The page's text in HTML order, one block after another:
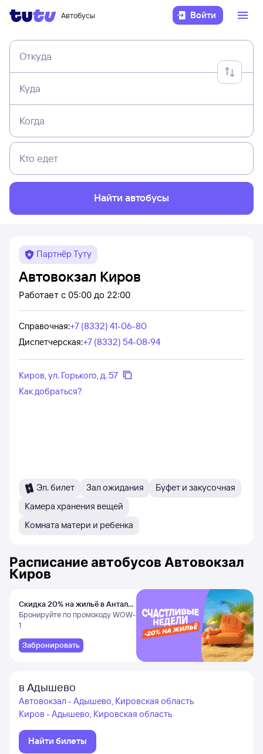
Автобусы Войти
Откуда
Куда
Когда
Кто едет
Найти автобусы
Партнёр Туту
Автовокзал Киров
Работает с 05:00 до 22:00
Справочная:+7 (8332) 41-06-80
Диспетчерская:+7 (8332) 54-08-94
Киров, ул. Горького, д. 57
Как добраться?
Эл. билет Зал ожидания
Буфет и закусочная
Камера хранения вещей
Комната матери и ребенка
Расписание автобусов Автовокзал
Киров
Скидка 20% на жильё в Анталье
и Даламане
Бронируйте по промокоду WOW-
1
Забронировать
в Адышево
Автовокзал - Адышево, Кировская область
Киров - Адышево, Кировская область
Найти билеты